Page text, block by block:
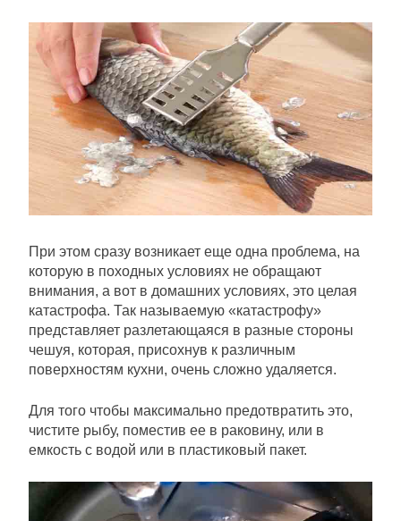
При этом сразу возникает еще одна проблема, на
которую в походных условиях не обращают
внимания, а вот в домашних условиях, это целая
катастрофа. Так называемую «катастрофу»
представляет разлетающаяся в разные стороны
чешуя, которая, присохнув к различным
поверхностям кухни, очень сложно удаляется.
Для того чтобы максимально предотвратить это,
чистите рыбу, поместив ее в раковину, или в
емкость с водой или в пластиковый пакет.